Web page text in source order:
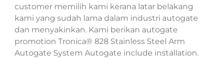
customer memilih kami kerana latar belakang
kami yang sudah lama dalam industri autogate
dan menyakinkan. Kami berikan autogate
promotion Tronica® 828 Stainless Steel Arm
Autogate System Autogate include installation.